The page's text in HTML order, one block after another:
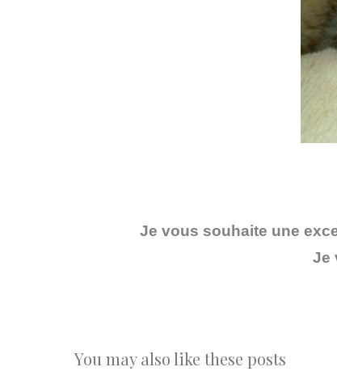
Je vous souhaite une
Je
You may also like these posts